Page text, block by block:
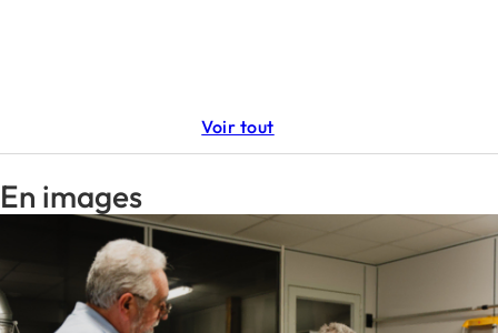
Voir tout
En images